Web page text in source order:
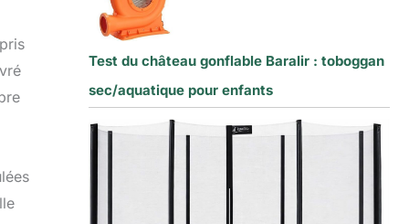
Test du château gonflable Baralir : toboggan
sec/aquatique pour enfants